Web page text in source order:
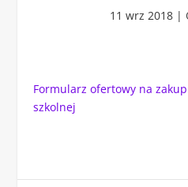
11 wrz 2018 |
Formularz ofertowy na
szkolnej